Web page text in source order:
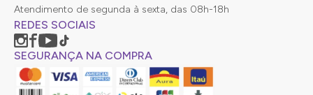
Atendimento de segunda à sexta, das 08h-18h
REDES SOCIAIS
SEGURANÇA NA COMPRA